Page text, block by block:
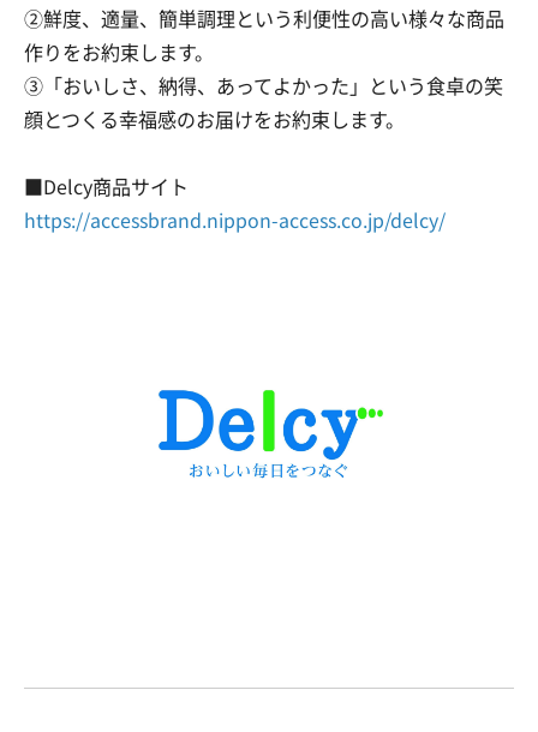
②鮮度、適量、簡単調理という利便性の高い様々な商品
作りをお約束します。
③「おいしさ、納得、あってよかった」という食卓の笑
顔とつくる幸福感のお届けをお約束します。
■Delcy商品サイト
https://accessbrand.nippon-access.co.jp/delcy/